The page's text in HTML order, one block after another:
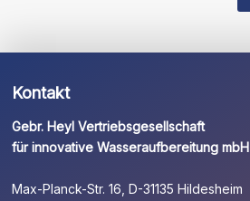
Kontakt
Gebr. Heyl Vertriebsgesellschaft
für innovative Wasseraufbereitung mbH
Max-Planck-Str. 16, D-31135 Hildesheim